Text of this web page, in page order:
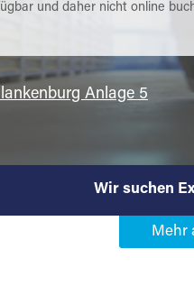
und daher nicht online
Anlage 5
Wir suchen
Partner in